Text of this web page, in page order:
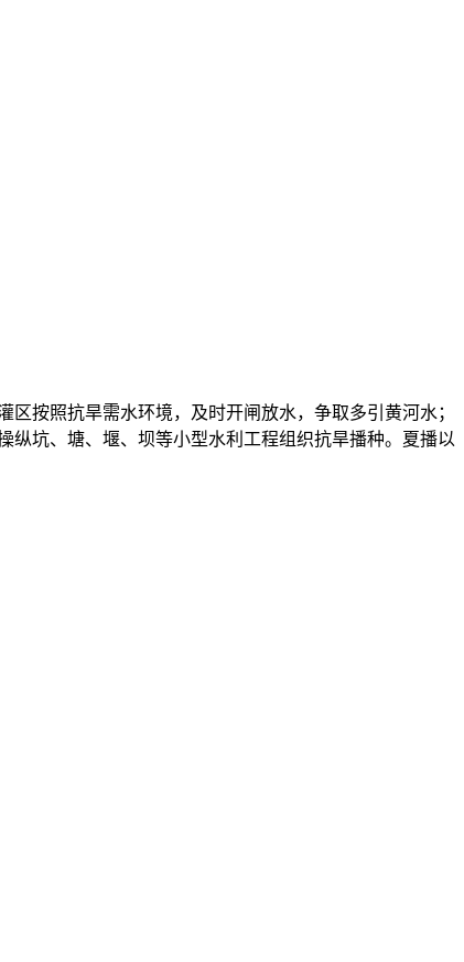
按照抗旱需水环境，及时开闸放水，争取多引黄河水；
纵坑、塘、堰、坝等小型水利工程组织抗旱播种。夏播以